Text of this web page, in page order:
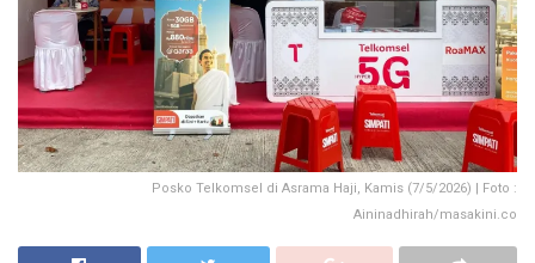
Posko Telkomsel di Asrama Haji, Kamis (7/5/2026) | Foto :
Aininadhirah/masakini.co